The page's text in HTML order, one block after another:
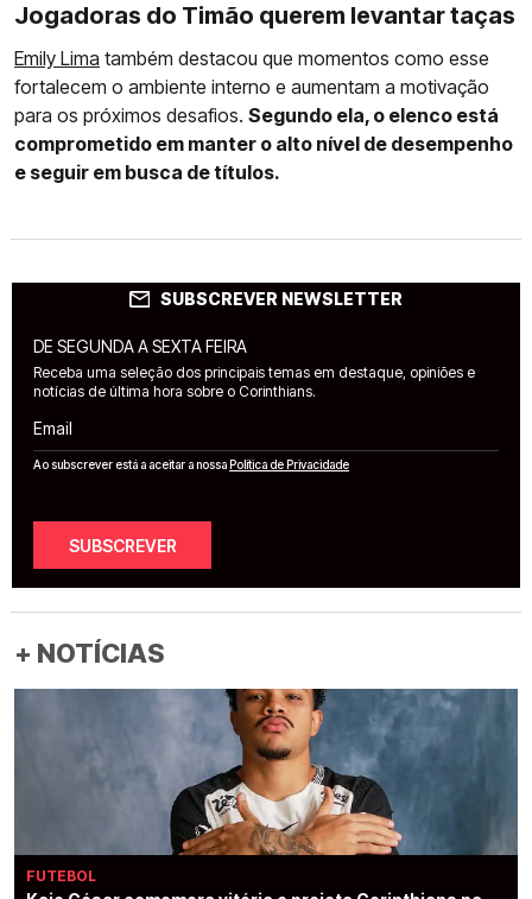
Jogadoras do Timão querem levantar taças
Emily Lima também destacou que momentos como esse
fortalecem o ambiente interno e aumentam a motivação
para os próximos desafios. Segundo ela, o elenco está
comprometido em manter o alto nível de desempenho
e seguir em busca de títulos.
SUBSCREVER NEWSLETTER
DE SEGUNDA A SEXTA FEIRA
Receba uma seleção dos principais temas em destaque, opiniões e
notícias de última hora sobre o Corinthians.
Email
Ao subscrever está a aceitar a nossaPolítica de Privacidade
SUBSCREVER
+ NOTÍCIAS
FUTEBOL